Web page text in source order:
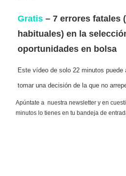
Gratis – 7 errores fatales
habituales) en la
oportunidades en bolsa
Este vídeo de solo 22 minutos puede
tomar una decisión de la que no
Apúntate a nuestra newsletter y en
minutos lo tienes en tu bandeja de entrada